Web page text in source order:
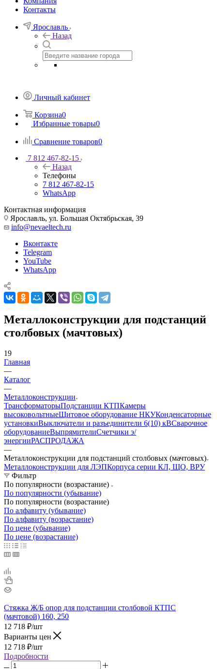
Контакты
Ярославль
Назад
Личный кабинет
Корзина0
Избранные товары0
Сравнение товаров0
7 812 467-82-15
Назад
Телефоны
7 812 467-82-15
WhatsApp
Контактная информация
Ярославль, ул. Большая Октябрьская, 39
info@nevaeltech.ru
Вконтакте
Telegram
YouTube
WhatsApp
Металлоконструкции для подстанций
столбовых (мачтовых)
19
Главная
—
Каталог
—
Металлоконструкции
ТрансформаторыПодстанции КТПКамеры
высоковольтныеЩитовое оборудование НКУКонденсаторные
установкиВыключатели и разъединители 6(10) кВСварочное
оборудованиеВыпрямителиСчетчики э/
энергииРАСПРОДАЖА
—
Металлоконструкции для подстанций столбовых (мачтовых)
Металлоконструкции для ЛЭПКорпуса серии КЛ, ЩО, ВРУ
Фильтр
По популярности (возрастание)
По популярности (убывание)
По популярности (возрастание)
По алфавиту (убывание)
По алфавиту (возрастание)
По цене (убывание)
По цене (возрастание)
Стяжка Ж/Б опор для подстанции столбовой КТПС
(мачтовой) 160, 250
12 718 ₽/шт
Варианты цен
12 718 ₽/шт
Подробности